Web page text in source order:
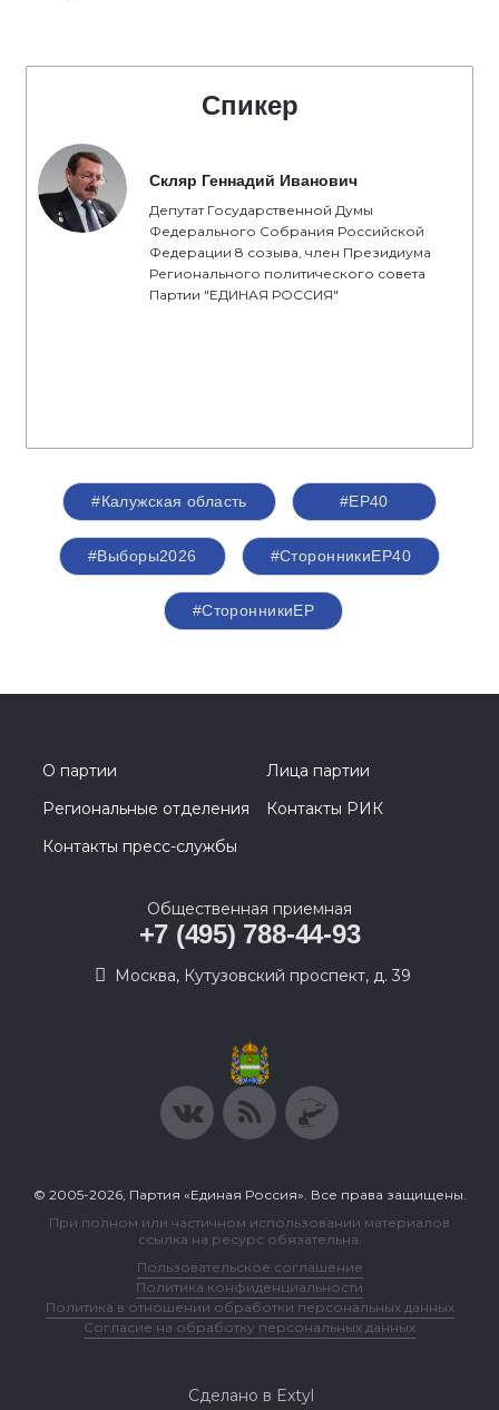
Спикер
Скляр Геннадий Иванович
Депутат Государственной Думы
Федерального Собрания Российской
Федерации 8 созыва, член Президиума
Регионального политического совета
Партии "ЕДИНАЯ РОССИЯ"
#Калужская область #ЕР40
#Выборы2026 #СторонникиЕР40
#СторонникиЕР
О партии
Лица партии
Региональные отделения
Контакты РИК
Контакты пресс-службы
Общественная приемная
+7 (495) 788-44-93
Москва, Кутузовский проспект, д. 39
© 2005-2026, Партия «Единая Россия». Все права защищены.
При полном или частичном использовании материалов
ссылка на ресурс обязательна.
Пользовательское соглашение
Политика конфиденциальности
Политика в отношении обработки персональных данных
Согласие на обработку персональных данных
Сделано в Extyl